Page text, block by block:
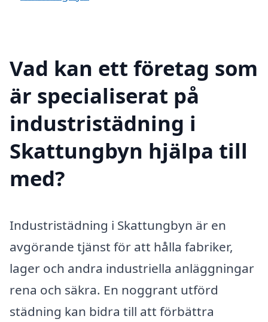
Vad kan ett företag som
är specialiserat på
industristädning i
Skattungbyn hjälpa till
med?
Industristädning i Skattungbyn är en
avgörande tjänst för att hålla fabriker,
lager och andra industriella anläggningar
rena och säkra. En noggrant utförd
städning kan bidra till att förbättra